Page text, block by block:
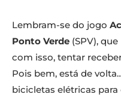
Lembram-se do jogo
Ponto Verde (SPV),
com isso, tentar
Pois bem, está de
bicicletas elétricas para